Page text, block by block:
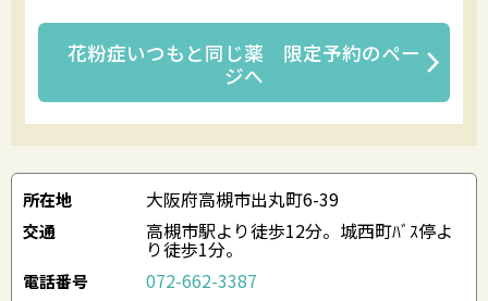
花粉症いつもと同じ薬 限定予約のペー
ジへ
所在地 大阪府高槻市出丸町6-39
交通 高槻市駅より徒歩12分。城西町ﾊﾞｽ停よ
り徒歩1分。
電話番号
072-662-3387